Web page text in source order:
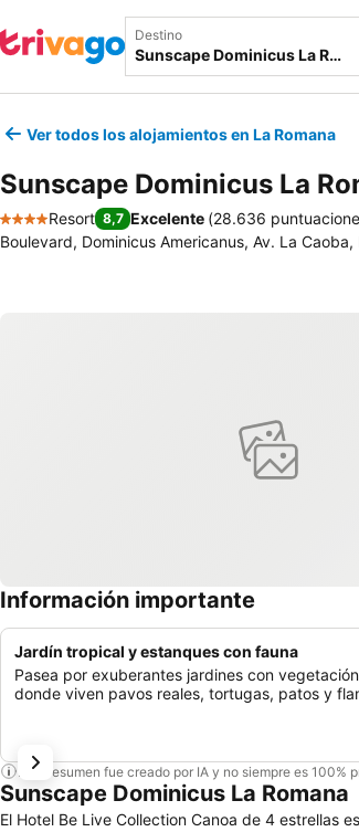
Destino
Ver todos los alojamientos en La Romana
Sunscape Dominicus La
4 Estrellas
Resort 8,7 Excelente (28.636
Boulevard, Dominicus Americanus, Av. La
Información importante
Jardín tropical y estanques con fauna
Pasea por exuberantes jardines con
donde viven pavos reales, tortugas, patos y
Este resumen fue creado por IA y no siempre es 100%
Sunscape Dominicus La Romana
El Hotel Be Live Collection Canoa de 4 estrellas